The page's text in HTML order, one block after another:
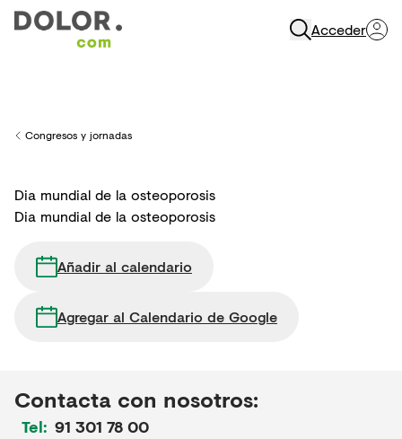
Acceder
Back to
Congresos y jornadas
Dia mundial de la osteoporosis
Dia mundial de la osteoporosis
Añadir al calendario
Agregar al Calendario de Google
Contacta con nosotros:
Tel: 91 301 78 00